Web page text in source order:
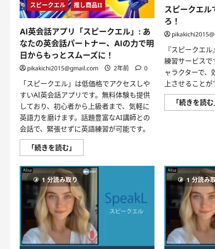
スピークエル 推し商品II
AI英会話アプリ「スピークエル」: あ
なたの英会話パートナー、AIの力で明
日からもっとスムーズに！
pikakichi2015@gmail.com 2年前 0
「スピークエル」は低価格でアクセスしや
すいAI英会話アプリです。無料体験も提供
しており、初心者から上級者まで、気軽に
英語力を磨けます。話題豊富なAI講師との
会話で、緊張せずに英語練習が可能です。
「続きを読む」
英
話
ア
プ
リ
「ス
ピ
ー
ク
エ
ル」:
あ
な
スピークエル
ろ！
『スピークエ
練習サービスで
ャラクターで、
上させることが
「続きを読む
1 分読み取り 1 分読み